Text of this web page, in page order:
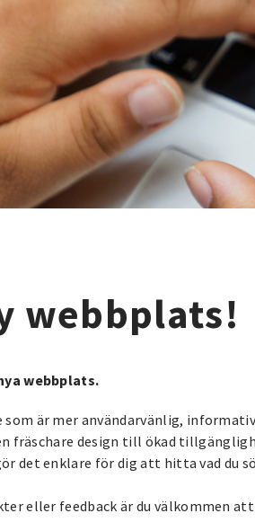
webbplats!
webbplats.
som är mer användarvänlig,
fräschare design till ökad
det enklare för dig att hitta vad du
eller feedback är du välkommen